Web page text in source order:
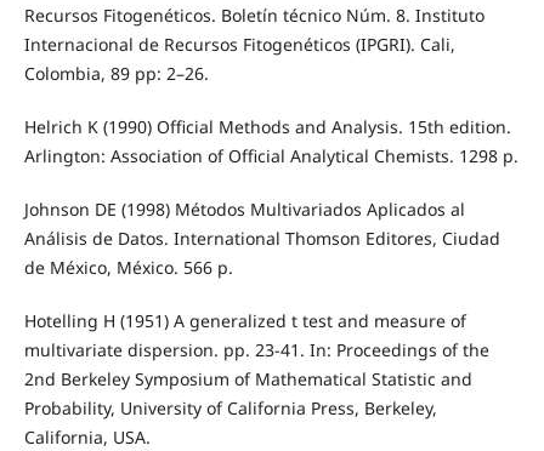
Recursos Fitogenéticos. Boletín técnico Núm. 8. Instituto
Internacional de Recursos Fitogenéticos (IPGRI). Cali,
Colombia, 89 pp: 2–26.
Helrich K (1990) Official Methods and Analysis. 15th edition.
Arlington: Association of Official Analytical Chemists. 1298 p.
Johnson DE (1998) Métodos Multivariados Aplicados al
Análisis de Datos. International Thomson Editores, Ciudad
de México, México. 566 p.
Hotelling H (1951) A generalized t test and measure of
multivariate dispersion. pp. 23-41. In: Proceedings of the
2nd Berkeley Symposium of Mathematical Statistic and
Probability, University of California Press, Berkeley,
California, USA.